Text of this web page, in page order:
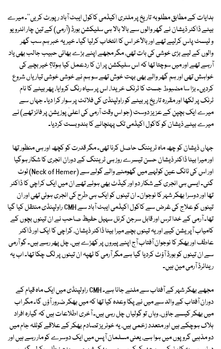
ہدایات کے مطابق مطلوبہ تاریخ پر ملٹری اکیڈمی کاکول ایبٹ آباد رپورٹ کریں''۔ میرے
بیٹے ڈاکٹر ذیشان نے گھر والوں سے بالا بالا ہی سلیکشن بورڈ (آرمی) کے تین چار انٹرویو
و ٹیسٹ پاس کرلیے تھے اور بالآخر اس کا انتخاب کرلیا گیا۔ خیر یہ خبر ہم سب گھر
والوں کے لیے بڑی خوشی کی بات تھی، مگر مجھے اپنے بڑے بھائی حبیب جالب بھی یاد
آرہے تھے اور میں سوچتا تھا کہ اس سلیکشن پر ان کا ردعمل کیا ہوتا؟ خیر بچے کی
خواہش تھی اور ہم گھر والے بھی بہت خوش تھے سو ہم نے خوشی خوشی تیاریاں شروع
کردیں۔ بڑا سا مضبوط جست کا ٹرنک خریدا، اس پر سیاہ رنگ کروایا، پھر بیٹے کا نام
ٹرنک پر لکھا اور مقررہ تاریخ پر بیٹے کو راولپنڈی کی فلائٹ پر سوار کرا دیا۔ جہاں سے
میرے ایک بچپن کے عزیز دوست (جو اس وقت آرمی کی اعلیٰ پوزیشن پر فائز تھے) نے
میرے بیٹے ذیشان کو کاکول اکیڈمی تک پہنچانے کا بندوبست کردیا۔
جہاں ذیشان کو چھ ماہ ٹریننگ حاصل کرنا تھی۔ مگر قدرت کو کچھ اور ہی منظور تھا
اور میرا بیٹا ڈاکٹر ذیشان حسن تیسرے روز ہی ٹریننگ کے دوران انجری کا شکار ہوگیا
اور اس کی ٹانگ عین کولہے میں گھومنے والے گولے سے (Neck of Hemer) ٹوٹ
گئی۔ ایسی ہی انجری کے شکار دو اور کیڈٹ بھی ہوئے تھے ان میں ایک کراچی کا ڈاکٹر
تھا اور دوسرا بھکر شہر کا نوجوان۔ ان تینوں کو ایک ہی طرح کی انجری ہوئی تھی اور ان
تینوں کو علاج کی غرض سے کاکول اکیڈمی ایبٹ آباد سے CMH راولپنڈی منتقل کیا گیا
تھا۔ آرمی کے خدا ترس اور قابل سرجن کرنل سہیل حفیظ صاحب نے ان تینوں بچوں کے
کامیاب آپریشن کیے اور یہ تینوں بچے میرا بیٹا ڈاکٹر ذیشان، کراچی کا ایک اور ڈاکٹر
عاطف اور بھکر کا نوجوان آفتاب آج اپنے پیروں پر کھڑے ہیں، چل پھر رہے ہیں۔ گو آرمی
سے ان تینوں کو بورڈ آؤٹ کردیا گیا ہے مگر آرمی کا ٹھپہ ان تینوں پر لگ چکا تھا۔ اب یہ
ریٹائرڈ آرمی مین ہیں۔
مجھے بھکر شہر کے آفتاب سے ملنے جانا ہے۔ CMH راولپنڈی میں ایک ماہ قیام کے
دوران آفتاب کے والد سے میں نے پکا وعدہ کیا تھا کہ میں بھکر ضرور آؤں گا۔ مگر اب
میں بھکر کیسے جاؤں، وہاں تو گولیاں چل رہی ہیں۔ آخری اطلاعات ہیں کہ گیارہ افراد
ہلاک ہوچکے ہیں اور متعدد زخمی ہیں، یہ خونریز تصادم بھکر کے علاقے کوٹلہ جام میں
دو مذہبی گروپوں میں ہوا ہے، یعنی مسلمان آپس میں ایک دوسرے کو مار رہے ہیں اور